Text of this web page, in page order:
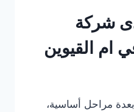
شركة
ام القيوين
بعدة مراحل أساسية،